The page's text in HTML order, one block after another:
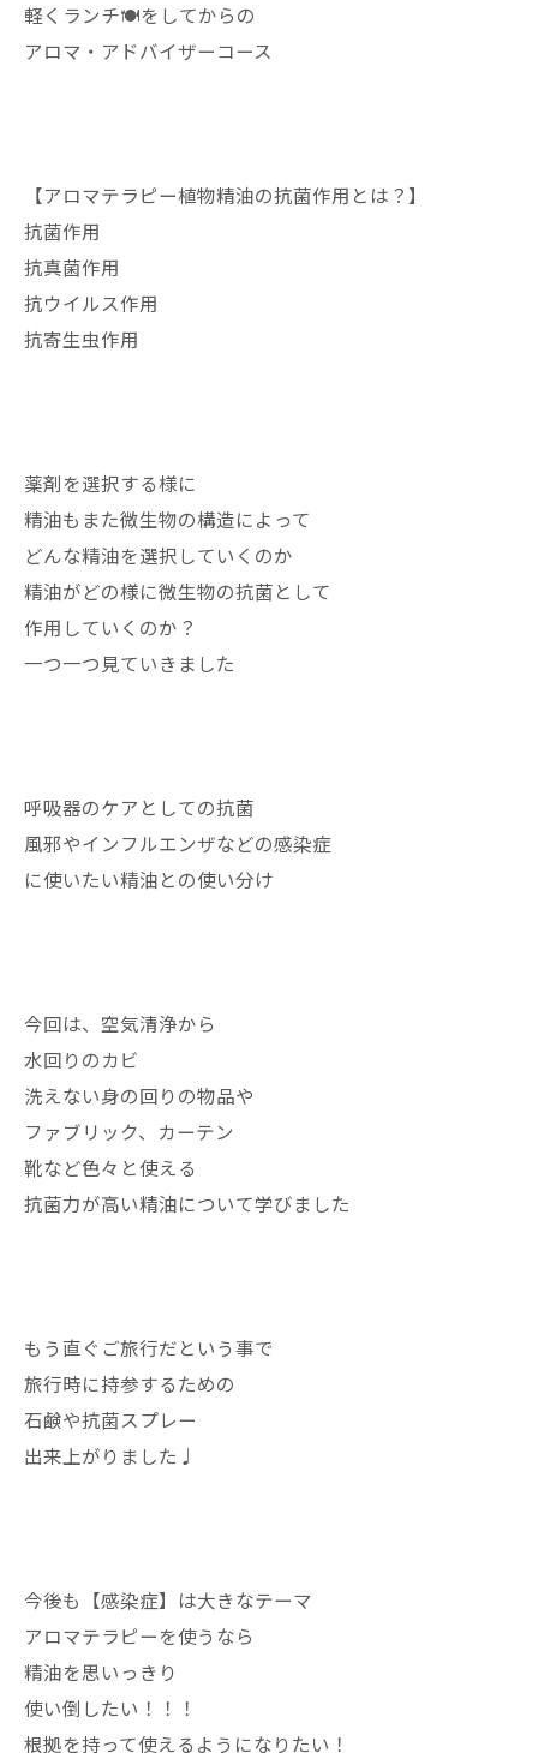
軽くランチ🍽️をしてからの
アロマ・アドバイザーコース
【アロマテラピー植物精油の抗菌作用とは？】
抗菌作用
抗真菌作用
抗ウイルス作用
抗寄生虫作用
薬剤を選択する様に
精油もまた微生物の構造によって
どんな精油を選択していくのか
精油がどの様に微生物の抗菌として
作用していくのか？
一つ一つ見ていきました
呼吸器のケアとしての抗菌
風邪やインフルエンザなどの感染症
に使いたい精油との使い分け
今回は、空気清浄から
水回りのカビ
洗えない身の回りの物品や
ファブリック、カーテン
靴など色々と使える
抗菌力が高い精油について学びました
もう直ぐご旅行だという事で
旅行時に持参するための
石鹸や抗菌スプレー
出来上がりました♩
今後も【感染症】は大きなテーマ
アロマテラピーを使うなら
精油を思いっきり
使い倒したい！！！
根拠を持って使えるようになりたい！